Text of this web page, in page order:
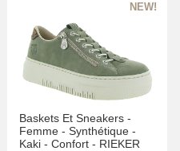
Baskets Et Sneakers -
Femme - Synthétique -
Kaki - Confort - RIEKER